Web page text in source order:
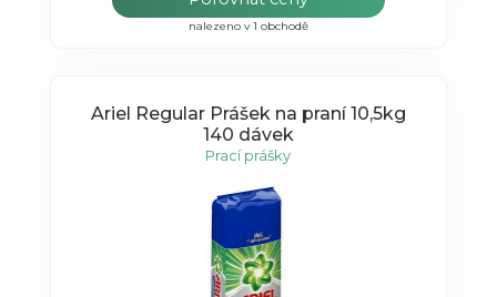
nalezeno v 1 obchodě
Ariel Regular Prášek na praní 10,5kg
140 dávek
Prací prášky